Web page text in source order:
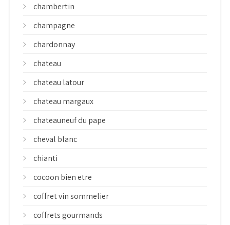
chambertin
champagne
chardonnay
chateau
chateau latour
chateau margaux
chateauneuf du pape
cheval blanc
chianti
cocoon bien etre
coffret vin sommelier
coffrets gourmands